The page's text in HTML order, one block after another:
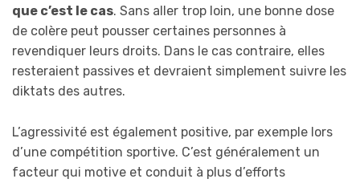
que c’est le cas. Sans aller trop loin, une bonne dose
de colère peut pousser certaines personnes à
revendiquer leurs droits. Dans le cas contraire, elles
resteraient passives et devraient simplement suivre les
diktats des autres.
L’agressivité est également positive, par exemple lors
d’une compétition sportive. C’est généralement un
facteur qui motive et conduit à plus d’efforts